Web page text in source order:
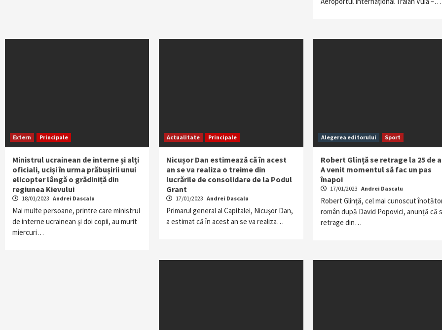
Extern Principale
Ministrul ucrainean de interne și alți
oficiali, uciși în urma prăbușirii unui
elicopter lângă o grădiniță din
regiunea Kievului
18/01/2023 Andrei Dascalu
Mai multe persoane, printre care ministrul
de interne ucrainean şi doi copii, au murit
miercuri…
Actualitate Principale
Nicușor Dan estimează că în acest
an se va realiza o treime din
lucrările de consolidare de la Podul
Grant
17/01/2023 Andrei Dascalu
Primarul general al Capitalei, Nicuşor Dan,
a estimat că în acest an se va realiza…
Alegerea editorului Sport
Robert Glință se retrage la 25 de
A venit momentul să fac un pas
înapoi
17/01/2023 Andrei Dascalu
Robert Glință, cel mai cunoscut
român după David Popovici, anunță că
retrage din…